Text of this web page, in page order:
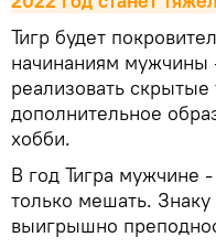
Тигр будет
начинаниям мужчины
реализовать
дополнительное
хобби.
В год Тигра мужчине
только мешать.
выигрышно